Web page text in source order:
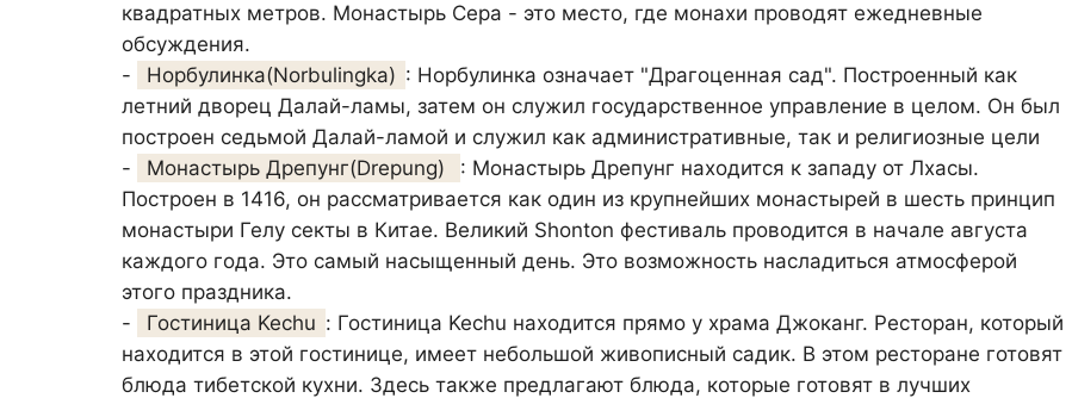
квадратных метров. Монастырь Сера - это место, где монахи проводят ежедневные
обсуждения.
-
Норбулинка(Norbulingka) : Норбулинка означает "Драгоценная сад". Построенный как
летний дворец Далай-ламы, затем он служил государственное управление в целом. Он был
построен седьмой Далай-ламой и служил как административные, так и религиозные цели
-
Монастырь Дрепунг(Drepung)
: Монастырь Дрепунг находится к западу от Лхасы.
Построен в 1416, он рассматривается как один из крупнейших монастырей в шесть принцип
монастыри Гелу секты в Китае. Великий Shonton фестиваль проводится в начале августа
каждого года. Это самый насыщенный день. Это возможность насладиться атмосферой
этого праздника.
-
Гостиница Kechu : Гостиница Kechu находится прямо у храма Джоканг. Ресторан, который
находится в этой гостинице, имеет небольшой живописный садик. В этом ресторане готовят
блюда тибетской кухни. Здесь также предлагают блюда, которые готовят в лучших